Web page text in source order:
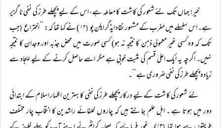
خیر! جہاں تک نئے شعور کی کاشت کا معاملہ ہے، اس کے لیے پچھلے طرز کی نفی نا گزیر
ہے۔ اس سلسلے میں مغرب کے مشہور نقاد ایڈگر ایلن پو(۱۲) نے کہا تھا کہ: ’’اختراع (جب
تک کہ وہ کسی غیر معمولی ذہن کا نتیجہ نہ ہو) کسی صورت میں محض جذبہ اور وجدان کا نتیجہ
نہیں۔ اگرچہ یہ ایک اعلیٰ قسم کی مثبت خوبی ہے مگر اسے حاصل کرنے کے لیے ایجاد سے
زیادہ پچھلے طرز کی نفی ضروری ہے‘‘۔
نئے شعور کی کاشت کے لیے درکار پچھلے طرز کی نفی کا بہترین اظہار اسلام کے ابتدائی
دور میں ہوتا ہے ۔ اہل علم جانتے ہیں کہ چاروں خلفائے راشدین کا انتخاب چار مختلف